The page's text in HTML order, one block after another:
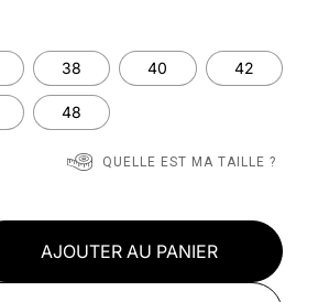
38 40 42
48
QUELLE EST MA TAILLE ?
AJOUTER AU PANIER